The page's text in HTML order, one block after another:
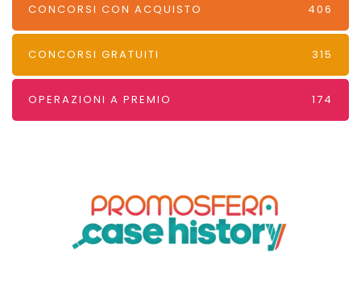
CONCORSI CON ACQUISTO 406
CONCORSI GRATUITI 315
OPERAZIONI A PREMIO 174